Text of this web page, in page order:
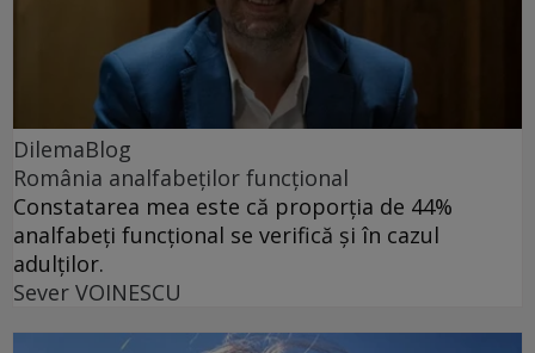
DilemaBlog
România analfabeților funcțional
Constatarea mea este că proporția de 44%
analfabeți funcțional se verifică și în cazul
adulților.
Sever VOINESCU